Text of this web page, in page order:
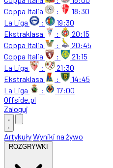
Coppa Italia
:
18:30
La Liga
:
19:30
Ekstraklasa
:
20:15
Coppa Italia
:
20:45
Coppa Italia
:
21:15
La Liga
:
21:30
Ekstraklasa
:
14:45
La Liga
:
17:00
Offside.pl
Zaloguj
ArtykułyWyniki na żywo
ROZGRYWKI